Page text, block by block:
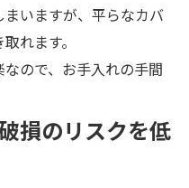
いますが、平らなカバ
れます。
ので、お手入れの手間
損のリスクを低